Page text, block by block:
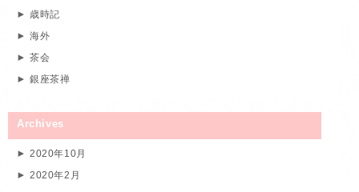
歳時記
海外
茶会
銀座茶禅
Archives
2020年10月
2020年2月